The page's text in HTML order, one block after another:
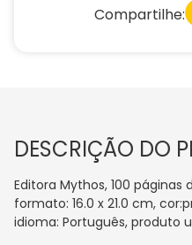
Compartilhe:
DESCRIÇÃO DO
Editora Mythos, 100
formato: 16.0 x 21.0 cm,
idioma: Português, produto